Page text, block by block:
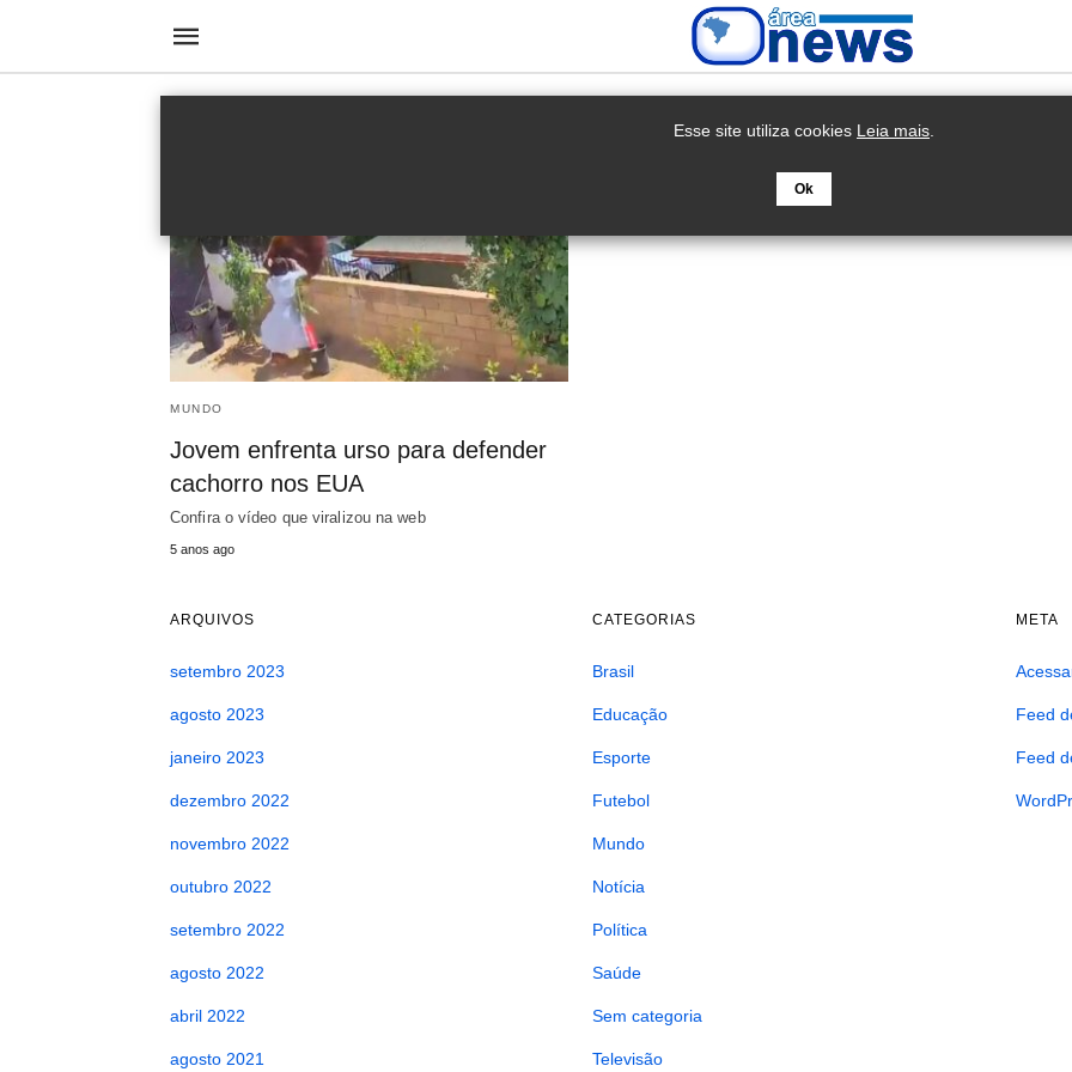
MUNDO
Jovem enfrenta urso para defender
cachorro nos EUA
Confira o vídeo que viralizou na web
5 anos ago
ARQUIVOS
setembro 2023
agosto 2023
janeiro 2023
dezembro 2022
novembro 2022
outubro 2022
setembro 2022
agosto 2022
abril 2022
agosto 2021
CATEGORIAS
Brasil
Educação
Esporte
Futebol
Mundo
Notícia
Política
Saúde
Sem categoria
Televisão
META
Feed
Feed
Esse site utiliza cookies Leia mais
Ok